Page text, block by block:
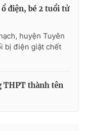
sản
Việt
điện, bé 2 tuổi tử
huyện Tuyên
bị điện giật chết
THPT thành tên